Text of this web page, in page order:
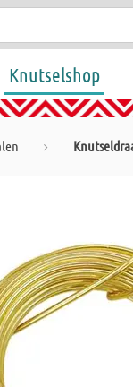
Knutselshop